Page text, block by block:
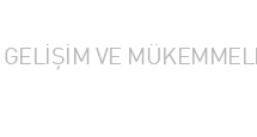
VE